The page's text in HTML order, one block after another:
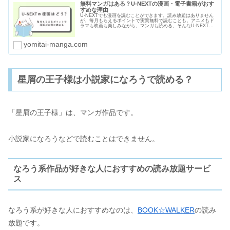
無料マンガはある？U-NEXTの漫画・電子書籍がおす
すめな理由
U-NEXTでも漫画を読むことができます。読み放題はありません
が、毎月もらえるポイントで実質無料で読むことも。アニメもド
ラマも映画も楽しみながら、マンガも読める、そんなU-NEXTが
yomitai-manga.com
星屑の王子様は小説家になろうで読める？
「星屑の王子様」は、マンガ作品です。
小説家になろうなどで読むことはできません。
なろう系作品が好きな人におすすめの読み放題サービ
ス
なろう系が好きな人におすすめなのは、 BOOK☆WALKERの読み
放題です。